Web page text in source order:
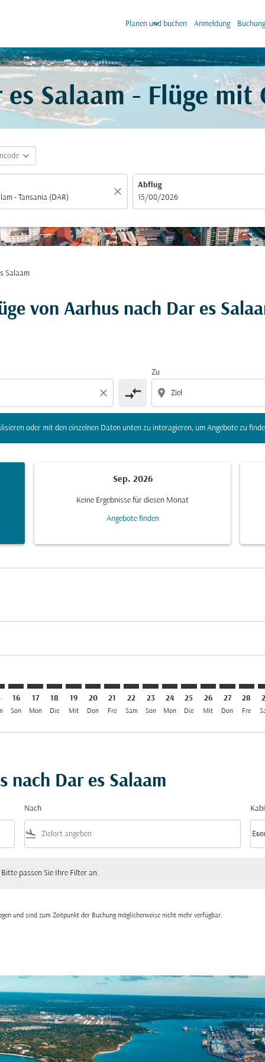
Planen und buchen
keyboard_arrow_down Anmeldung
Salaam - Flüge mit
expand_more
close
Abflug
fc-booking-departure-date-aria-label
15/08/2026
Salaam
von Aarhus nach Dar es
close compare_arrows
Zu
location_on
oder mit den einzelnen Daten unten zu interagieren, um Angebote zu
Ziel) zu aktualisieren oder mit den einzelnen Daten
Sep. 2026
Keine Ergebnisse für diesen Monat
Angebote finden
16
Son
17
Mon
18
Die
19
Mit
AAR–DAR: cmp-view-offers-disclaimer.
20
Don
AAR–DAR: cmp-view-offers-
21
Fre
AAR–DAR: cmp-view-offers-
22
Sam
AAR–DAR: cmp-view-
23
Son
AAR–DAR: cmp-view-
24
Mon
AAR–DAR: cmp-
25
Die
AAR–DAR:
26
Mit
27
Don
28
Fre
nach Dar es Salaam
Nach
flight_land keyboard_arrow_down
passen Sie Ihre Filter an.
und sind zum Zeitpunkt der Buchung möglicherweise nicht mehr verfügbar.